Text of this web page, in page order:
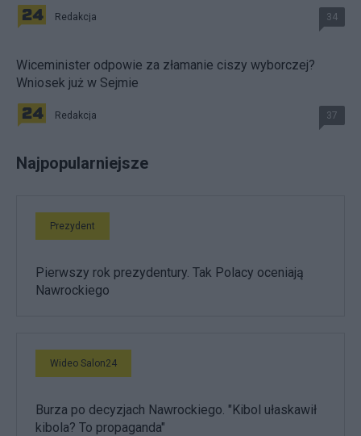
Redakcja 34
Wiceminister odpowie za złamanie ciszy wyborczej?
Wniosek już w Sejmie
Redakcja 37
Najpopularniejsze
Prezydent
Pierwszy rok prezydentury. Tak Polacy oceniają
Nawrockiego
Wideo Salon24
Burza po decyzjach Nawrockiego. "Kibol ułaskawił
kibola? To propaganda"